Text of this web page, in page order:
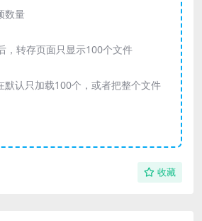
数量
，转存页面只显示100个文件
默认只加载100个，或者把整个文件
收藏